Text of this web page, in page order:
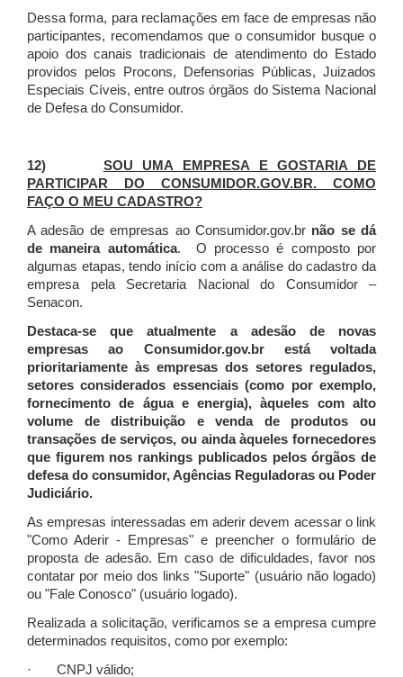
Dessa forma, para reclamações em face de empresas não
participantes, recomendamos que o consumidor busque o
apoio dos canais tradicionais de atendimento do Estado
providos pelos Procons, Defensorias Públicas, Juizados
Especiais Cíveis, entre outros órgãos do Sistema Nacional
de Defesa do Consumidor.
12) SOU UMA EMPRESA E GOSTARIA DE
PARTICIPAR DO CONSUMIDOR.GOV.BR. COMO
FAÇO O MEU CADASTRO?
A adesão de empresas ao Consumidor.gov.br não se dá
de maneira automática. O processo é composto por
algumas etapas, tendo início com a análise do cadastro da
empresa pela Secretaria Nacional do Consumidor –
Senacon.
Destaca-se que atualmente a adesão de novas
empresas ao Consumidor.gov.br está voltada
prioritariamente às empresas dos setores regulados,
setores considerados essenciais (como por exemplo,
fornecimento de água e energia), àqueles com alto
volume de distribuição e venda de produtos ou
transações de serviços, ou ainda àqueles fornecedores
que figurem nos rankings publicados pelos órgãos de
defesa do consumidor, Agências Reguladoras ou Poder
Judiciário.
As empresas interessadas em aderir devem acessar o link
"Como Aderir - Empresas" e preencher o formulário de
proposta de adesão. Em caso de dificuldades, favor nos
contatar por meio dos links "Suporte" (usuário não logado)
ou "Fale Conosco" (usuário logado).
Realizada a solicitação, verificamos se a empresa cumpre
determinados requisitos, como por exemplo:
· CNPJ válido;